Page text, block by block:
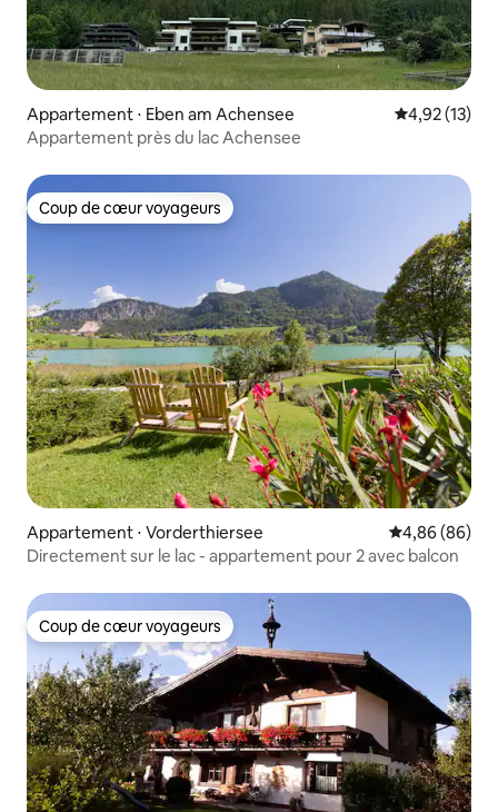
Appartement ⋅ Eben am Achensee Évaluation
4,92 (13)
Appartement près du lac Achensee
Coup de cœur voyageurs
Coup de cœur voyageurs
Appartement ⋅ Vorderthiersee Évaluation
4,86 (86)
Directement sur le lac - appartement pour 2 avec balcon
Coup de cœur voyageurs
Coup de cœur voyageurs